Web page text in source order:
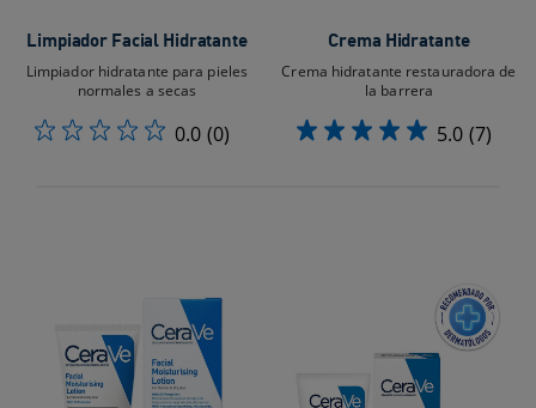
Limpiador Facial Hidratante
Limpiador hidratante para pieles
normales a secas
0.0 (0)
Crema Hidratante
Crema hidratante restauradora de
la barrera
5.0 (7)